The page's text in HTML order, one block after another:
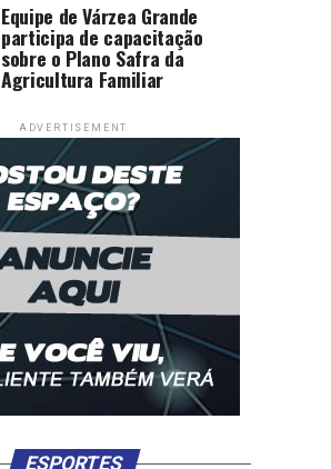
Equipe de Várzea Grande
participa de capacitação
sobre o Plano Safra da
Agricultura Familiar
ADVERTISEMENT
ESPORTES